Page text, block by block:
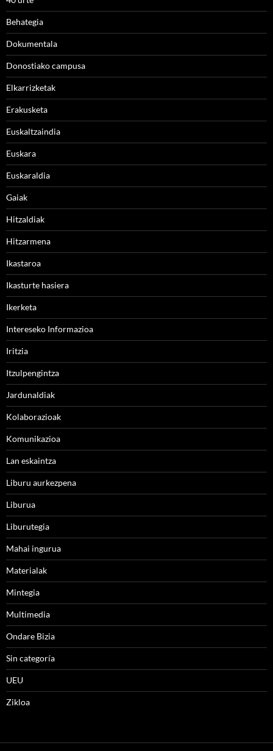
Behategia
Dokumentala
Donostiako campusa
Elkarrizketak
Erakusketa
Euskaltzaindia
Euskara
Euskaraldia
Gaiak
Hitzaldiak
Hitzarmena
Ikastaroa
Ikasturte hasiera
Ikerketa
Intereseko Informazioa
Iritzia
Itzulpengintza
Jardunaldiak
Kolaborazioak
Komunikazioa
Lan eskaintza
Liburu aurkezpena
Liburua
Liburutegia
Mahai ingurua
Materialak
Mintegia
Multimedia
Ondare Bizia
Sin categoría
UEU
Zikloa